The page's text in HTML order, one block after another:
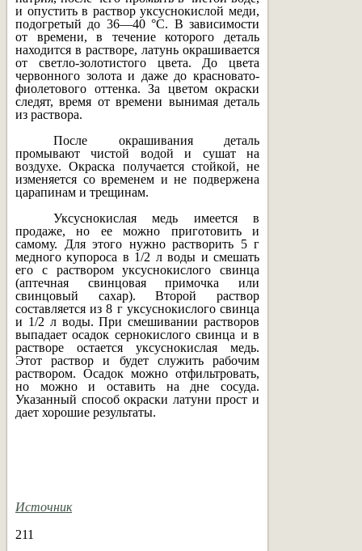
и опустить в раствор уксуснокислой меди,
подогретый до 36—40 °С. В зависимости
от времени, в течение которого деталь
находится в растворе, латунь окрашивается
от светло-золотистого цвета. До цвета
червонного золота и даже до красновато-
фиолетового оттенка. За цветом окраски
следят, время от времени вынимая деталь
из раствора.
После окрашивания деталь
промывают чистой водой и сушат на
воздухе. Окраска получается стойкой, не
изменяется со временем и не подвержена
царапинам и трещинам.
Уксуснокислая медь имеется в
продаже, но ее можно приготовить и
самому. Для этого нужно растворить 5 г
медного купороса в 1/2 л воды и смешать
его с раствором уксуснокислого свинца
(аптечная свинцовая примочка или
свинцовый сахар). Второй раствор
составляется из 8 г уксуснокислого свинца
и 1/2 л воды. При смешивании растворов
выпадает осадок сернокислого свинца и в
растворе остается уксуснокислая медь.
Этот раствор и будет служить рабочим
раствором. Осадок можно отфильтровать,
но можно и оставить на дне сосуда.
Указанный способ окраски латуни прост и
дает хорошие результаты.
Источник
211